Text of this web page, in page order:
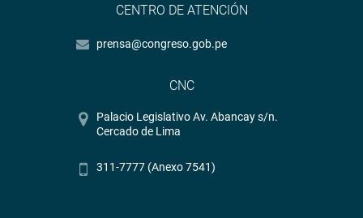
CENTRO DE ATENCIÓN
prensa@congreso.gob.pe
CNC
Palacio Legislativo Av. Abancay s/n.
Cercado de Lima
311-7777 (Anexo 7541)